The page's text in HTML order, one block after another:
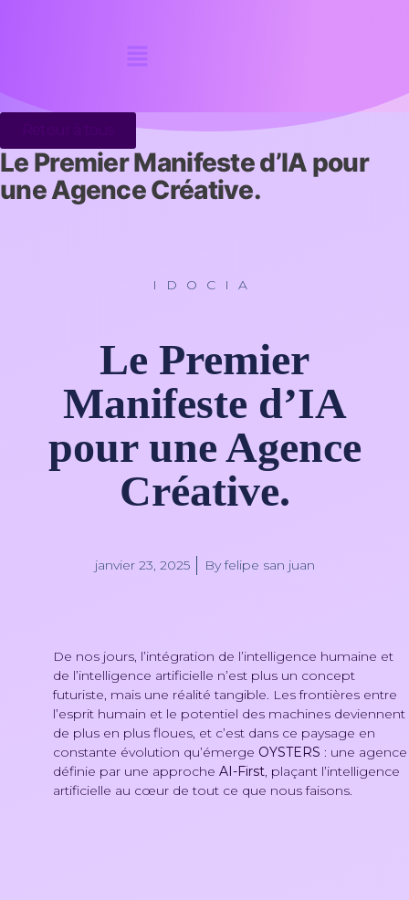
Le Premier Manifeste d’IA pour
une Agence Créative.
IDOCIA
Le Premier
Manifeste d’IA
pour une Agence
Créative.
janvier 23, 2025 Byfelipe san juan
De nos jours, l’intégration de l’intelligence humaine et
de l’intelligence artificielle n’est plus un concept
futuriste, mais une réalité tangible. Les frontières entre
l’esprit humain et le potentiel des machines deviennent
de plus en plus floues, et c’est dans ce paysage en
constante évolution qu’émerge OYSTERS : une agence
définie par une approcheAI-First, plaçant l’intelligence
artificielle au cœur de tout ce que nous faisons.